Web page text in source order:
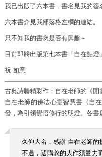
我已出版了六本書，書名見我的簽
六本書介見我部落格左欄的連結。
只不知我的書您是否有興趣～
目前即將出版第七本書「自在點燈
祝 如意
古典詩聯精彩作：自在老師的《閒
自在老師的佛法心靈智慧書《自
發，為引領覺悟修行的明燈。各書
久仰大名，感謝 自在老師的
不過，選購您的大作須量力